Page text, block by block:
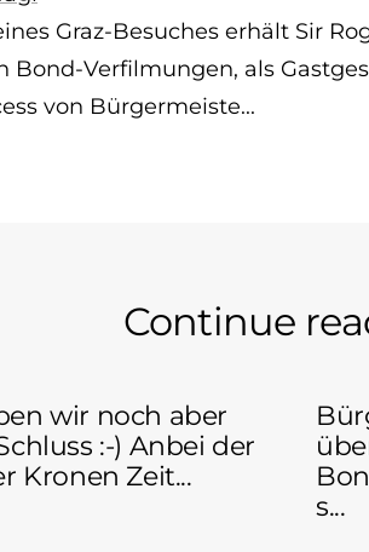
Graz-Besuches erhält Sir
Bond-Verfilmungen, als
von Bürgermeiste...
Continue
wir noch aber
:-) Anbei der
Kronen Zeit...
s...